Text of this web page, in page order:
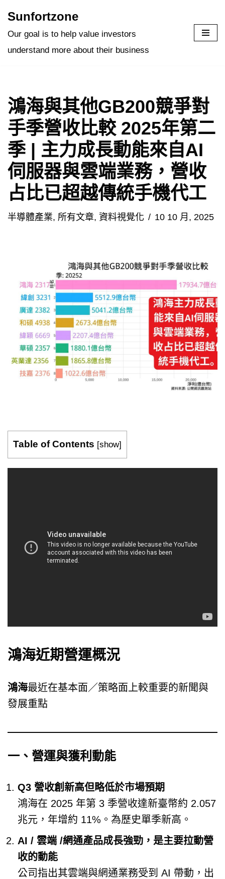
Skip
Sunfortzone
Our goal is to help value investors
understand more about their business
鴻海與其他GB200競爭對
手季營收比較 2025年第二
季 | 主力成長動能來自AI
伺服器與雲端業務，營收
占比已超越傳統手機代工
半導體產業, 所有文章, 資料視覺化 10 10 月, 2025
Table of Contents [show]
鴻海近期營運概況
鴻海最近在基本面／策略面上較重要的新聞與
發展重點
一、營運與獲利動能
Q3 營收創新高但略低於市場預期
鴻海在 2025 年第 3 季營收達新臺幣約 2.057
兆元，年增約 11%。為歷史單季新高。
AI / 雲端 /網通產品成長強勁，是主要拉動營
收的動能
公司指出其雲端與網通業務受到 AI 帶動，出